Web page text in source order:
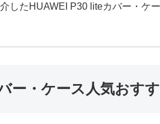
したHUAWEI P30 liteカバー・ケ
ー・ケース人気おす